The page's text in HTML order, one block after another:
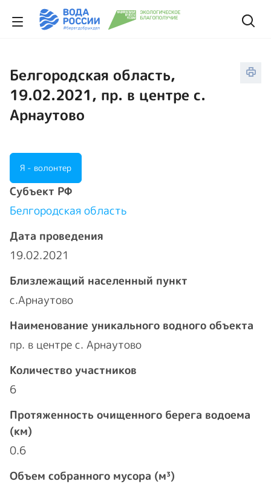
Белгородская область,
19.02.2021, пр. в центре с.
Арнаутово
Я - волонтер
Cубъект РФ
Белгородская область
Дата проведения
19.02.2021
Близлежащий населенный пункт
с.Арнаутово
Наименование уникального водного объекта
пр. в центре с. Арнаутово
Количество участников
6
Протяженность очищенного берега водоема
(км)
0.6
Объем собранного мусора (м³)